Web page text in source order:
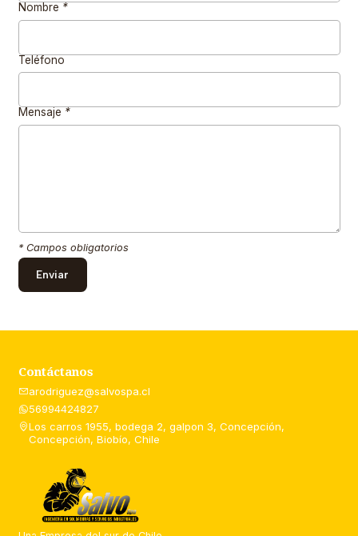
Nombre *
Teléfono
Mensaje *
* Campos obligatorios
Contáctanos
arodriguez@salvospa.cl
56994424827
Los carros 1955, bodega 2, galpon 3, Concepción,
Concepción, Biobío, Chile